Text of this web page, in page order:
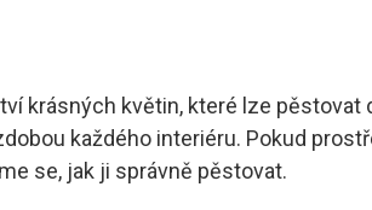
krásných květin, které lze
každého interiéru. Pokud
se, jak ji správně pěstovat.